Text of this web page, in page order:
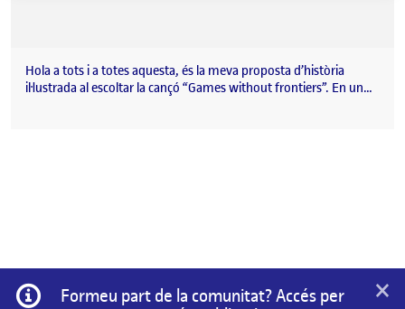
Hola a tots i a totes aquesta, és la meva proposta d’història
il·lustrada al escoltar la cançó “Games without frontiers”. En un…
Informació
Formeu part de la comunitat? Accés per
×